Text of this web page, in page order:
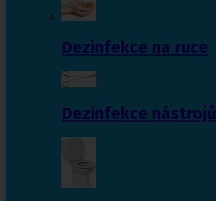
Dezinfekce na ruce
Dezinfekce nástrojů